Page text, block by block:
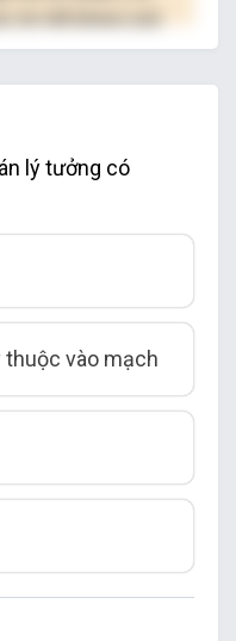
lý tưởng có
thuộc vào mạch